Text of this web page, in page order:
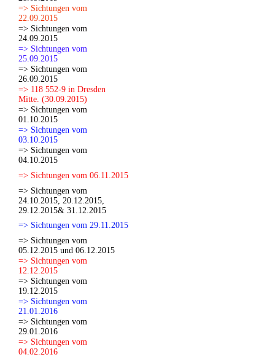
=> Sichtungen vom
22.09.2015
=> Sichtungen vom
24.09.2015
=> Sichtungen vom
25.09.2015
=> Sichtungen vom
26.09.2015
=> 118 552-9 in Dresden
Mitte. (30.09.2015)
=> Sichtungen vom
01.10.2015
=> Sichtungen vom
03.10.2015
=> Sichtungen vom
04.10.2015
=> Sichtungen vom 06.11.2015
=> Sichtungen vom
24.10.2015, 20.12.2015,
29.12.2015& 31.12.2015
=> Sichtungen vom 29.11.2015
=> Sichtungen vom
05.12.2015 und 06.12.2015
=> Sichtungen vom
12.12.2015
=> Sichtungen vom
19.12.2015
=> Sichtungen vom
21.01.2016
=> Sichtungen vom
29.01.2016
=> Sichtungen vom
04.02.2016